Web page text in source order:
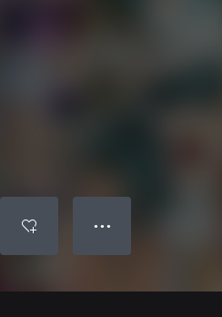
● ● ●